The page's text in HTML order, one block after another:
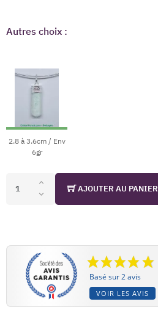
Autres choix :
2.8 à 3.6cm / Env
6gr
AJOUTER AU PANIER
Basé sur 2 avis
VOIR LES AVIS